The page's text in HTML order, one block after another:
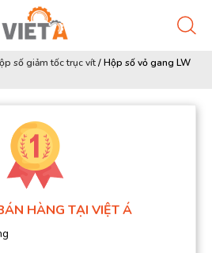
số giảm tốc trục vít/Hộp số vỏ gang LW
HÀNG TẠI VIỆT Á